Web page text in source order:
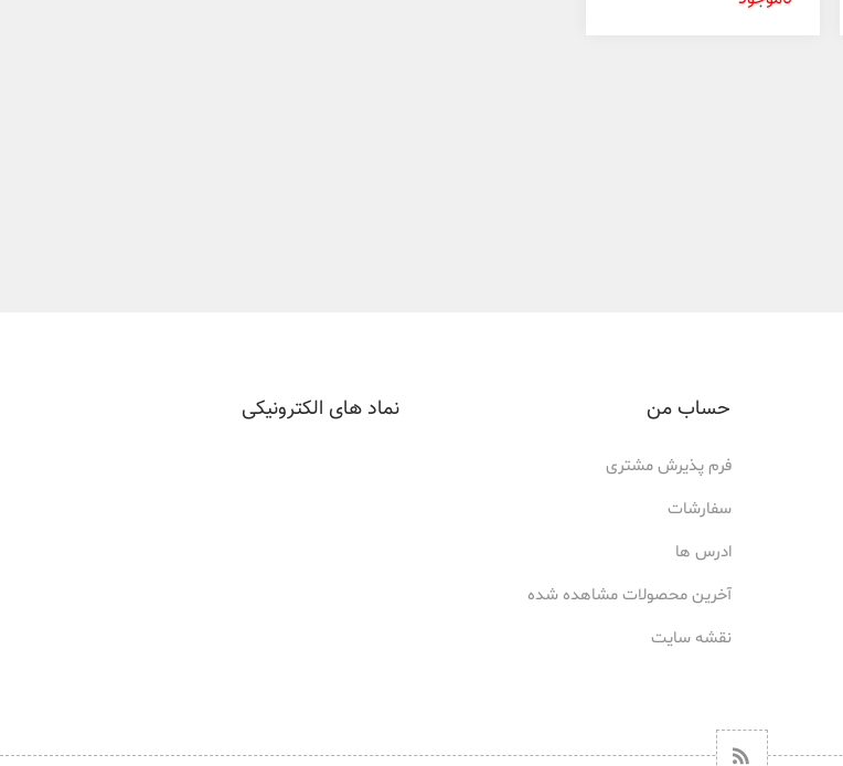
70 عددی
حساب من
فرم پذیرش مشتری
سفارشات
ادرس ها
آخرین محصولات مشاهده شده
نقشه سایت
نماد های الکترونیکی